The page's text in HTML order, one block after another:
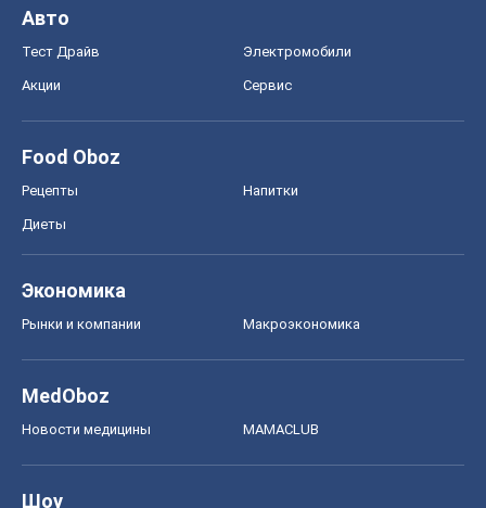
Авто
Тест Драйв Электромобили
Акции Сервис
Food Oboz
Рецепты Напитки
Диеты
Экономика
Рынки и компании Mакроэкономика
MedOboz
Новости медицины MAMACLUB
Шоу